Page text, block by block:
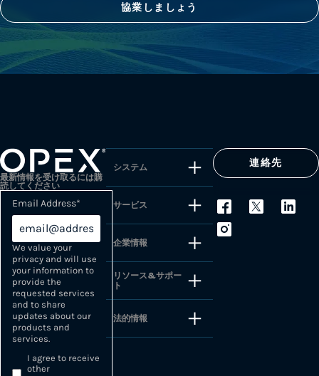
協業しましょう
最新情報を受け取るには購
読してください
Email Address*
We value your
privacy and will use
your information to
provide the
requested services
and to share
updates about our
products and
services.
I agree to receive
other
システム
サービス
企業情報
リソース&サポー
ト
法的情報
連絡先